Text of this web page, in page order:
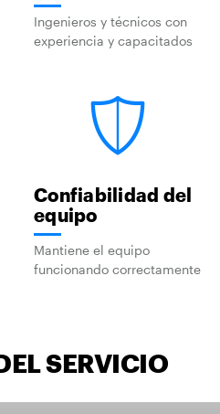
Ingenieros y técnicos con
experiencia y capacitados
Confiabilidad del
equipo
Mantiene el equipo
funcionando correctamente
SERVICIO